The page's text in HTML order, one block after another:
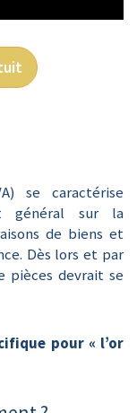
se caractérise
général sur la
de biens et
Dès lors et par
pièces devrait se
pour « l’or